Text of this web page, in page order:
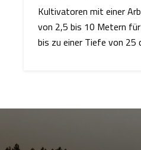
Kultivatoren mit einer
von 2,5 bis 10 Metern
bis zu einer Tiefe von 25